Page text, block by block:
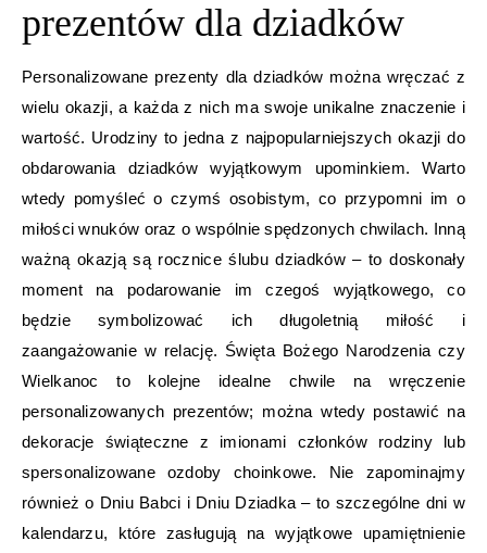
prezentów dla dziadków
Personalizowane prezenty dla dziadków można wręczać z
wielu okazji, a każda z nich ma swoje unikalne znaczenie i
wartość. Urodziny to jedna z najpopularniejszych okazji do
obdarowania dziadków wyjątkowym upominkiem. Warto
wtedy pomyśleć o czymś osobistym, co przypomni im o
miłości wnuków oraz o wspólnie spędzonych chwilach. Inną
ważną okazją są rocznice ślubu dziadków – to doskonały
moment na podarowanie im czegoś wyjątkowego, co
będzie symbolizować ich długoletnią miłość i
zaangażowanie w relację. Święta Bożego Narodzenia czy
Wielkanoc to kolejne idealne chwile na wręczenie
personalizowanych prezentów; można wtedy postawić na
dekoracje świąteczne z imionami członków rodziny lub
spersonalizowane ozdoby choinkowe. Nie zapominajmy
również o Dniu Babci i Dniu Dziadka – to szczególne dni w
kalendarzu, które zasługują na wyjątkowe upamiętnienie